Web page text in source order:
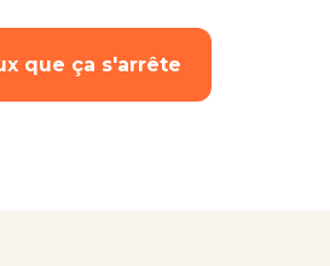
que ça s'arrête